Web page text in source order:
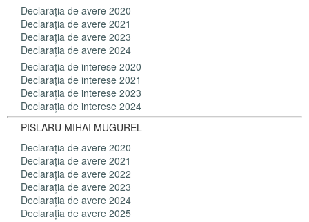
Declaraţia de avere 2020
Declaraţia de avere 2021
Declaraţia de avere 2023
Declaraţia de avere 2024
Declaraţia de interese 2020
Declaraţia de interese 2021
Declaraţia de interese 2023
Declaraţia de interese 2024
PISLARU MIHAI MUGUREL
Declaraţia de avere 2020
Declaraţia de avere 2021
Declaraţia de avere 2022
Declaraţia de avere 2023
Declaraţia de avere 2024
Declaraţia de avere 2025